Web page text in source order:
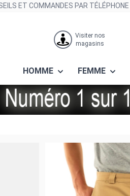
ET COMMANDES PAR TÉLÉPHONE
Visiter nos
magasins
HOMME FEMME
rbl